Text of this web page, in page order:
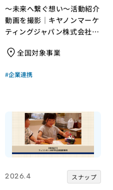
～未来へ繋ぐ想い～活動紹介
動画を撮影｜キヤノンマーケ
ティングジャパン株式会社×
全国対象事業
#企業連携
2026.4 スナップ